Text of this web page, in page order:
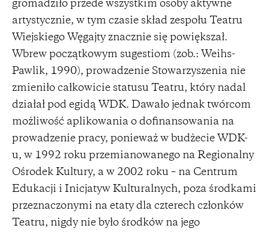
gromadziło przede wszystkim osoby aktywne
artystycznie, w tym czasie skład zespołu Teatru
Wiejskiego Węgajty znacznie się powiększał.
Wbrew początkowym sugestiom (zob.: Weihs-
Pawlik, 1990), prowadzenie Stowarzyszenia nie
zmieniło całkowicie statusu Teatru, który nadal
działał pod egidą WDK. Dawało jednak twórcom
możliwość aplikowania o dofinansowania na
prowadzenie pracy, ponieważ w budżecie WDK-
u, w 1992 roku przemianowanego na Regionalny
Ośrodek Kultury, a w 2002 roku – na Centrum
Edukacji i Inicjatyw Kulturalnych, poza środkami
przeznaczonymi na etaty dla czterech członków
Teatru, nigdy nie było środków na jego